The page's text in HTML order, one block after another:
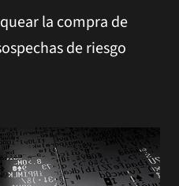
la compra de
de riesgo